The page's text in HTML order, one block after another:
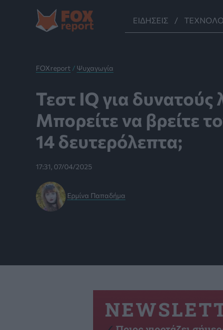
Μετάβαση
περιεχόμενο
ΕΙΔΉΣΕΙΣ
FOXreport / Ψυχαγωγία
Τεστ IQ για δυνατούς
Mπορείτε να βρείτε
14 δευτερόλεπτα;
17:31, 07/04/2025
Ερμίνα Παπαδήμα